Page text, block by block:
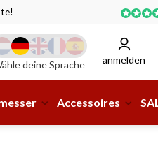
Abholung
deine Sprache anmelden
Accessoires